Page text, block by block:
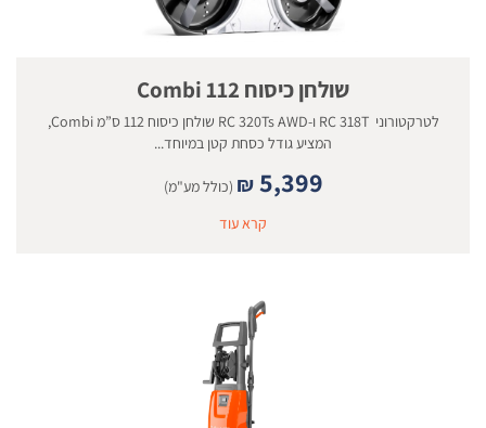
שולחן כיסוח 112 Combi
לטרקטורוני RC 318T ו-RC 320Ts AWD שולחן כיסוח 112 ס”מ Combi,
המציע גודל כסחת קטן במיוחד...
₪ 5,399
(כולל מע"מ)
קרא עוד